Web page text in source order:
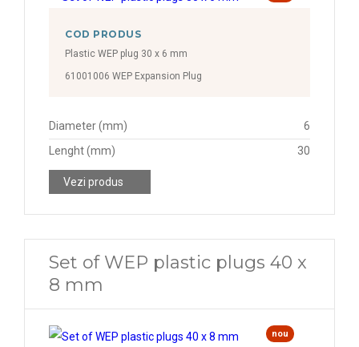
COD PRODUS
Plastic WEP plug 30 x 6 mm
61001006 WEP Expansion Plug
Diameter (mm)
6
Lenght (mm)
30
Vezi produs
Set of WEP plastic plugs 40 x
8 mm
nou